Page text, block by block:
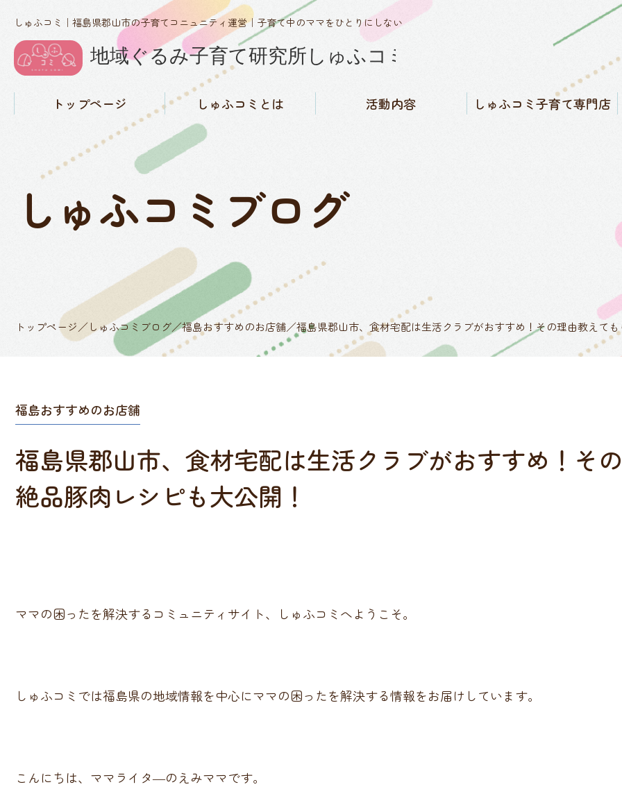
しゅふコミ｜福島県郡山市の子育てコニュニティ運営｜子育て中のママをひとりにしない
トップページ しゅふコミとは
しゅふコミの理念
代表紹介
活動実績・メディア掲載
概要
お知らせ
活動内容 しゅふコミ子育て専門店
しゅふコミブログ
トップページ／ しゅふコミブログ／福島おすすめのお店舗／福島県郡山市、食材宅配は生活クラブがおすすめ！その理由教えて
福島おすすめのお店舗
福島県郡山市、食材宅配は生活クラブがおすすめ！そ
絶品豚肉レシピも大公開！
ママの困ったを解決するコミュニティサイト、しゅふコミへようこそ。
しゅふコミでは福島県の地域情報を中心にママの困ったを解決する情報をお届けしています。
こんにちは、ママライタ―のえみママです。